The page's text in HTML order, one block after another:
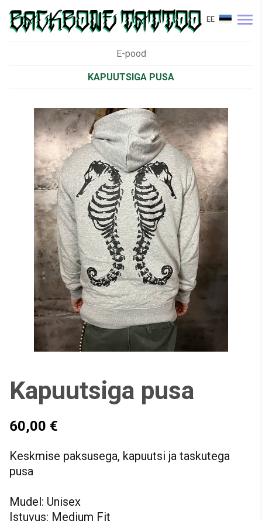
EE
E-pood
KAPUUTSIGA PUSA
Kapuutsiga pusa
60,00 €
Keskmise paksusega, kapuutsi ja taskutega
pusa
Mudel: Unisex
Istuvus: Medium Fit